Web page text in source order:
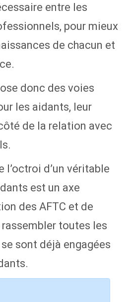
entre les
pour mieux
de chacun et
donc des voies
les aidants, leur
de la relation avec
l’octroi d’un véritable
est un axe
des AFTC et de
rassembler toutes les
sont déjà engagées